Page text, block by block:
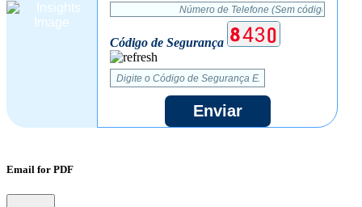
Código de Segurança
Enviar
Email for PDF